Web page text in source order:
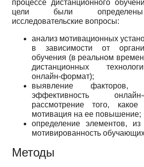
процессе дистанционного
цели были
исследовательские вопросы:
анализ мотивационных
в зависимости от
обучения (в реальном
дистанционных
онлайн-формат);
выявление
эффективность
рассмотрение того,
мотивация на ее повышение;
определение элементов, из
мотивированность
Методы